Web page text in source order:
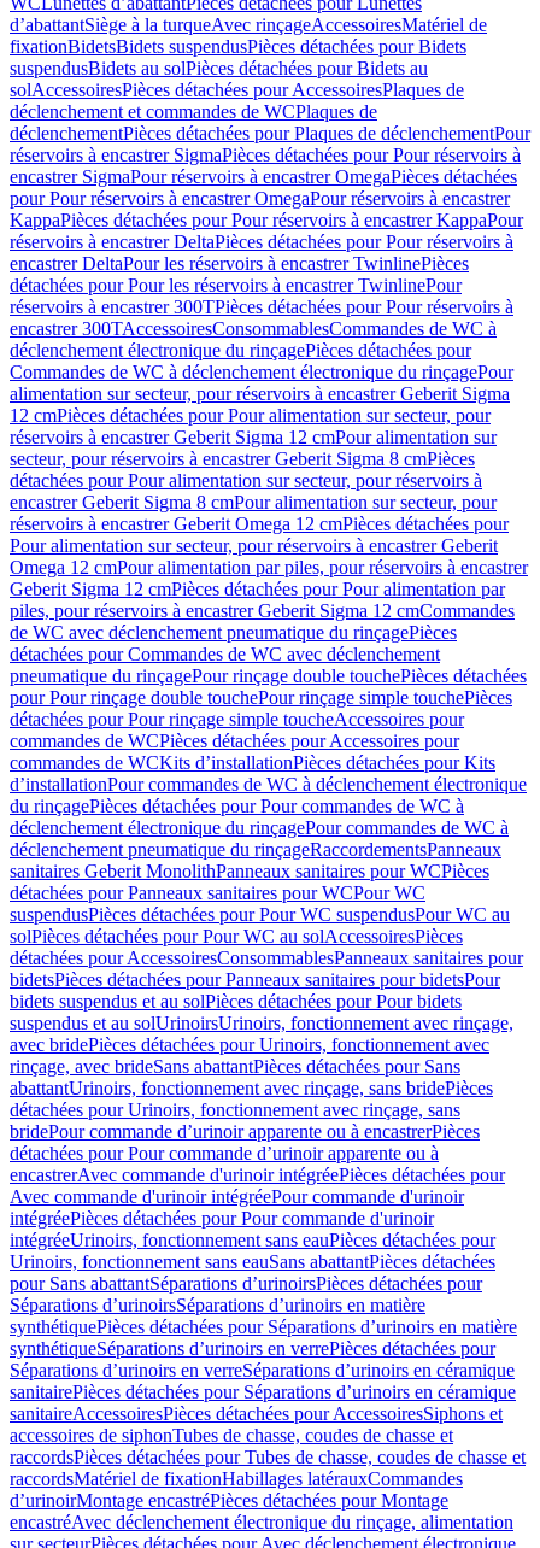
d’abattantSiège à la turqueAvec rinçageAccessoiresMatériel de
fixationBidetsBidets suspendusPièces détachées pour Bidets
suspendusBidets au solPièces détachées pour Bidets au
solAccessoiresPièces détachées pour AccessoiresPlaques de
déclenchement et commandes de WCPlaques de
déclenchementPièces détachées pour Plaques de déclenchementPour
réservoirs à encastrer SigmaPièces détachées pour Pour réservoirs à
encastrer SigmaPour réservoirs à encastrer OmegaPièces détachées
pour Pour réservoirs à encastrer OmegaPour réservoirs à encastrer
KappaPièces détachées pour Pour réservoirs à encastrer KappaPour
réservoirs à encastrer DeltaPièces détachées pour Pour réservoirs à
encastrer DeltaPour les réservoirs à encastrer TwinlinePièces
détachées pour Pour les réservoirs à encastrer TwinlinePour
réservoirs à encastrer 300TPièces détachées pour Pour réservoirs à
encastrer 300TAccessoiresConsommablesCommandes de WC à
déclenchement électronique du rinçagePièces détachées pour
Commandes de WC à déclenchement électronique du rinçagePour
alimentation sur secteur, pour réservoirs à encastrer Geberit Sigma
12 cmPièces détachées pour Pour alimentation sur secteur, pour
réservoirs à encastrer Geberit Sigma 12 cmPour alimentation sur
secteur, pour réservoirs à encastrer Geberit Sigma 8 cmPièces
détachées pour Pour alimentation sur secteur, pour réservoirs à
encastrer Geberit Sigma 8 cmPour alimentation sur secteur, pour
réservoirs à encastrer Geberit Omega 12 cmPièces détachées pour
Pour alimentation sur secteur, pour réservoirs à encastrer Geberit
Omega 12 cmPour alimentation par piles, pour réservoirs à encastrer
Geberit Sigma 12 cmPièces détachées pour Pour alimentation par
piles, pour réservoirs à encastrer Geberit Sigma 12 cmCommandes
de WC avec déclenchement pneumatique du rinçagePièces
détachées pour Commandes de WC avec déclenchement
pneumatique du rinçagePour rinçage double touchePièces détachées
pour Pour rinçage double touchePour rinçage simple touchePièces
détachées pour Pour rinçage simple toucheAccessoires pour
commandes de WCPièces détachées pour Accessoires pour
commandes de WCKits d’installationPièces détachées pour Kits
d’installationPour commandes de WC à déclenchement électronique
du rinçagePièces détachées pour Pour commandes de WC à
déclenchement électronique du rinçagePour commandes de WC à
déclenchement pneumatique du rinçageRaccordementsPanneaux
sanitaires Geberit MonolithPanneaux sanitaires pour WCPièces
détachées pour Panneaux sanitaires pour WCPour WC
suspendusPièces détachées pour Pour WC suspendusPour WC au
solPièces détachées pour Pour WC au solAccessoiresPièces
détachées pour AccessoiresConsommablesPanneaux sanitaires pour
bidetsPièces détachées pour Panneaux sanitaires pour bidetsPour
bidets suspendus et au solPièces détachées pour Pour bidets
suspendus et au solUrinoirsUrinoirs, fonctionnement avec rinçage,
avec bridePièces détachées pour Urinoirs, fonctionnement avec
rinçage, avec brideSans abattantPièces détachées pour Sans
abattantUrinoirs, fonctionnement avec rinçage, sans bridePièces
détachées pour Urinoirs, fonctionnement avec rinçage, sans
bridePour commande d’urinoir apparente ou à encastrerPièces
détachées pour Pour commande d’urinoir apparente ou à
encastrerAvec commande d'urinoir intégréePièces détachées pour
Avec commande d'urinoir intégréePour commande d'urinoir
intégréePièces détachées pour Pour commande d'urinoir
intégréeUrinoirs, fonctionnement sans eauPièces détachées pour
Urinoirs, fonctionnement sans eauSans abattantPièces détachées
pour Sans abattantSéparations d’urinoirsPièces détachées pour
Séparations d’urinoirsSéparations d’urinoirs en matière
synthétiquePièces détachées pour Séparations d’urinoirs en matière
synthétiqueSéparations d’urinoirs en verrePièces détachées pour
Séparations d’urinoirs en verreSéparations d’urinoirs en céramique
sanitairePièces détachées pour Séparations d’urinoirs en céramique
sanitaireAccessoiresPièces détachées pour AccessoiresSiphons et
accessoires de siphonTubes de chasse, coudes de chasse et
raccordsPièces détachées pour Tubes de chasse, coudes de chasse et
raccordsMatériel de fixationHabillages latérauxCommandes
dʼurinoirMontage encastréPièces détachées pour Montage
encastréAvec déclenchement électronique du rinçage, alimentation
sur secteurPièces détachées pour Avec déclenchement électronique